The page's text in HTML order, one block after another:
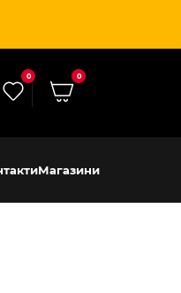
0 0
Магазини